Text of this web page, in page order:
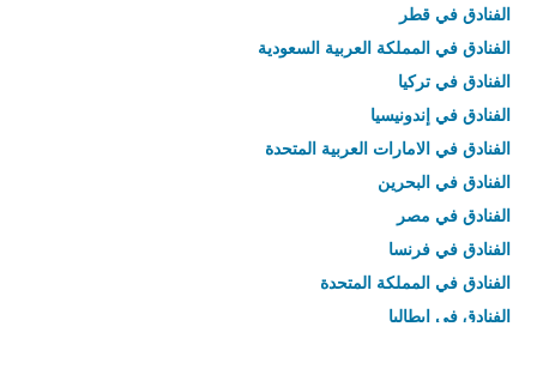
الفنادق في قطر
الفنادق في المملكة العربية السعودية
الفنادق في تركيا
الفنادق في إندونيسيا
الفنادق في الامارات العربية المتحدة
الفنادق في البحرين
الفنادق في مصر
الفنادق في فرنسا
الفنادق في المملكة المتحدة
الفنادق في إيطاليا